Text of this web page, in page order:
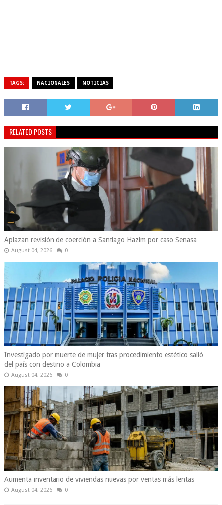
TAGS: NACIONALES NOTICIAS
RELATED POSTS
Aplazan revisión de coerción a Santiago Hazim por caso Senasa
August 04, 2026 0
Investigado por muerte de mujer tras procedimiento estético salió
del país con destino a Colombia
August 04, 2026 0
Aumenta inventario de viviendas nuevas por ventas más lentas
August 04, 2026 0